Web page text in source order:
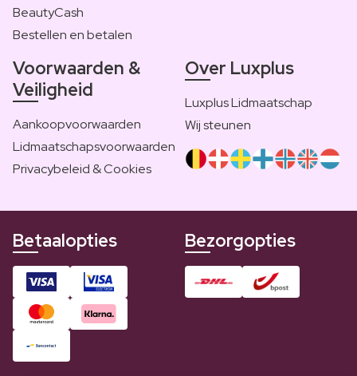
BeautyCash
Bestellen en betalen
Voorwaarden &
Veiligheid
Aankoopvoorwaarden
Lidmaatschapsvoorwaarden
Privacybeleid & Cookies
Over Luxplus
Luxplus Lidmaatschap
Wij steunen
Betaalopties Bezorgopties